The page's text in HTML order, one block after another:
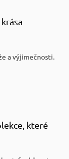
a výjimečnosti.
které